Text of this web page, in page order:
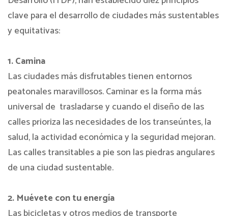
clave para el desarrollo de ciudades más sustentables
y equitativas:
1. Camina
Las ciudades más disfrutables tienen entornos
peatonales maravillosos. Caminar es la forma más
universal de trasladarse y cuando el diseño de las
calles prioriza las necesidades de los transeúntes, la
salud, la actividad económica y la seguridad mejoran.
Las calles transitables a pie son las piedras angulares
de una ciudad sustentable.
2. Muévete con tu energía